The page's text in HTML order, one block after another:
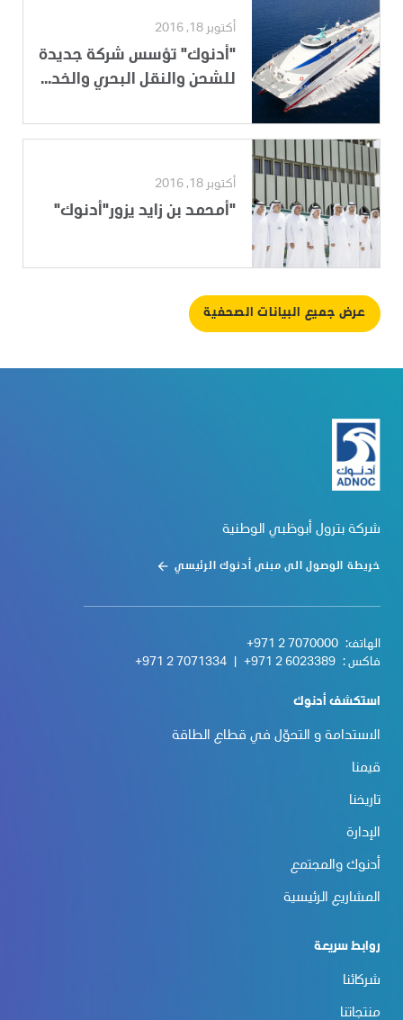
أكتوبر 18, 2016
"أدنوك" تؤسس شركة جديدة
للشحن والنقل البحري والخد...
أكتوبر 18, 2016
"أمحمد بن زايد يزور"أدنوك"
عرض جميع البيانات الصحفية
شركة بترول أبوظبي الوطنية
خريطة الوصول الى مبنى أدنوك الرئيسي
الهاتف: +971 2 7070000
فاكس : +971 2 6023389
+971 2 7071334
استكشف أدنوك
الاستدامة و التحوّل في قطاع الطاقة
قيمنا
تاريخنا
الإدارة
أدنوك والمجتمع
المشاريع الرئيسية
روابط سريعة
شركائنا
منتجاتنا